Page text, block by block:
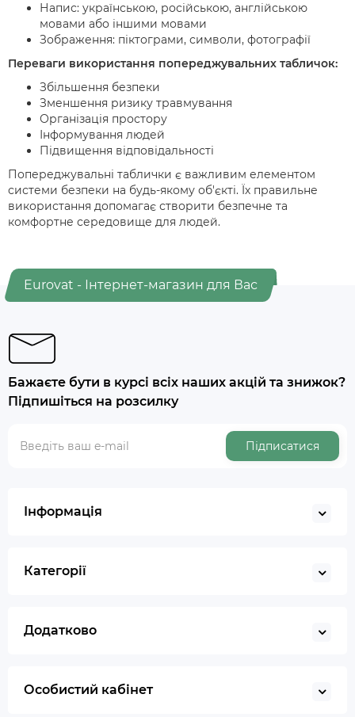
Напис: українською, російською, англійською
мовами або іншими мовами
Зображення: піктограми, символи, фотографії
Переваги використання попереджувальних табличок:
Збільшення безпеки
Зменшення ризику травмування
Організація простору
Інформування людей
Підвищення відповідальності
Попереджувальні таблички є важливим елементом
системи безпеки на будь-якому об'єкті. Їх правильне
використання допомагає створити безпечне та
комфортне середовище для людей.
Eurovat - Інтернет-магазин для Вас
Бажаєте бути в курсі всіх наших акцій та знижок?
Підпишіться на розсилку
Підписатися
Інформація
Категорії
Додатково
Особистий кабінет